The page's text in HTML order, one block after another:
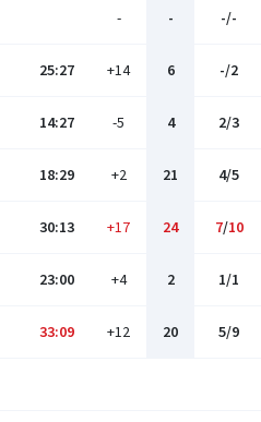
- - -/-
25:27 +14 6 -/2
14:27 -5 4 2/3
18:29 +2 21 4/5
30:13 +17 24 7/10
23:00 +4 2 1/1
33:09 +12 20 5/9